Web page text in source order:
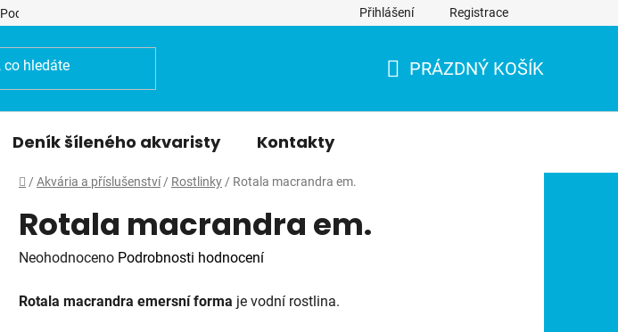
Podmínky ochrany osobních údajů Přihlášení Registrace
PRÁZDNÝ KOŠÍK
Deník šíleného akvaristy Kontakty
Domů
/ Akvária a příslušenství / Rostlinky / Rotala macrandra em.
Rotala macrandra em.
Průměrné
produktu
Neohodnoceno Podrobnosti hodnocení
Rotala macrandra emersní forma je vodní rostlina.